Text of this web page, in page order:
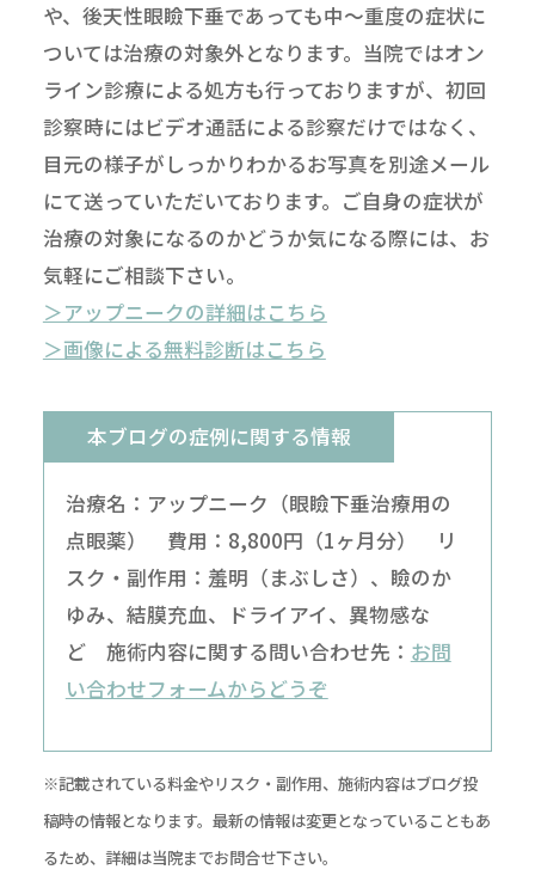
や、後天性眼瞼下垂であっても中～重度の症状に
ついては治療の対象外となります。当院ではオン
ライン診療による処方も行っておりますが、初回
診察時にはビデオ通話による診察だけではなく、
目元の様子がしっかりわかるお写真を別途メール
にて送っていただいております。ご自身の症状が
治療の対象になるのかどうか気になる際には、お
気軽にご相談下さい。
＞アップニークの詳細はこちら
＞画像による無料診断はこちら
本ブログの症例に関する情報
治療名：アップニーク（眼瞼下垂治療用の
点眼薬） 費用：8,800円（1ヶ月分） リ
スク・副作用：羞明（まぶしさ）、瞼のか
ゆみ、結膜充血、ドライアイ、異物感な
ど 施術内容に関する問い合わせ先： お問
い合わせフォームからどうぞ
※記載されている料金やリスク・副作用、施術内容はブログ投
稿時の情報となります。最新の情報は変更となっていることもあ
るため、詳細は当院までお問合せ下さい。